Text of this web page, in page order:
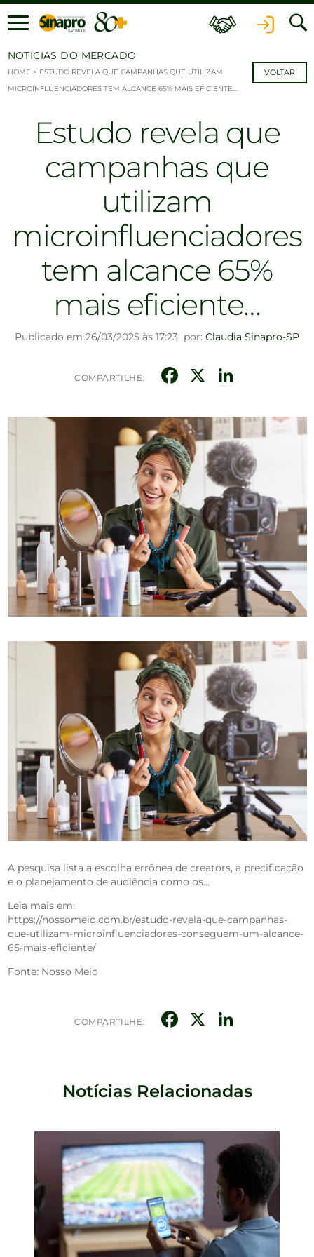
Ir para o conteúdo
NOTÍCIAS DO MERCADO
HOME > ESTUDO REVELA QUE CAMPANHAS QUE UTILIZAM
MICROINFLUENCIADORES TEM ALCANCE 65% MAIS EFICIENTE…
VOLTAR
Estudo revela que
campanhas que
utilizam
microinfluenciadores
tem alcance 65%
mais eficiente…
Publicado em 26/03/2025 às 17:23, por: Claudia Sinapro-SP
COMPARTILHE: Facebook
X
A pesquisa lista a escolha errônea de creators, a precificação
e o planejamento de audiência como os…
Leia mais em:
https://nossomeio.com.br/estudo-revela-que-campanhas-
que-utilizam-microinfluenciadores-conseguem-um-alcance-
65-mais-eficiente/
Fonte: Nosso Meio
COMPARTILHE: Facebook
X
Notícias Relacionadas